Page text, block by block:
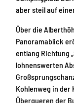
aber steil auf
Über die
Panoramablick
entlang Richtung
lohnenswerten
Kohlenweg in der
Überqueren der